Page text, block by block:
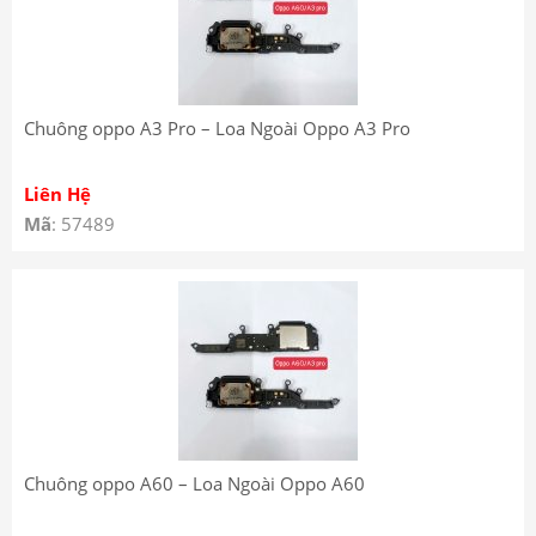
Chuông oppo A3 Pro – Loa Ngoài Oppo A3 Pro
Liên Hệ
Mã: 57489
Chuông oppo A60 – Loa Ngoài Oppo A60